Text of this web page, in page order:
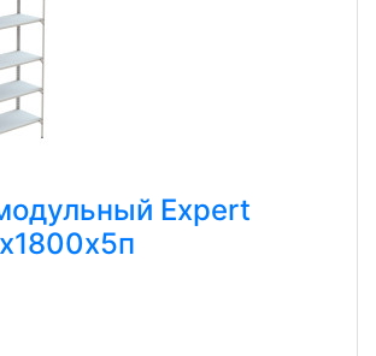
Expert